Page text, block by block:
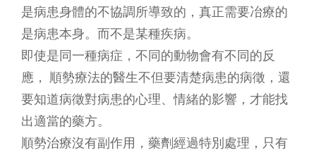
是病患身體的不協調所導致的，真正需要冶療的
是病患本身。而不是某種疾病。
即使是同一種病症，不同的動物會有不同的反
應， 順勢療法的醫生不但要清楚病患的病徵，還
要知道病徵對病患的心理、情緒的影響，才能找
出適當的藥方。
順勢治療沒有副作用，藥劑經過特別處理，只有